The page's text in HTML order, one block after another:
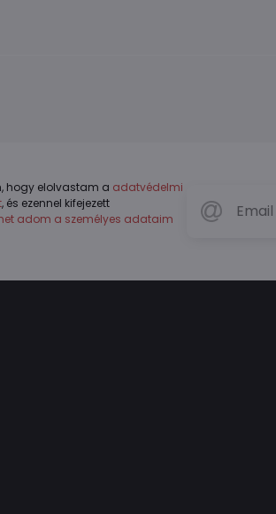
hogy elolvastam a adatvédelmi
, és ezennel kifejezett
adom a személyes adataim